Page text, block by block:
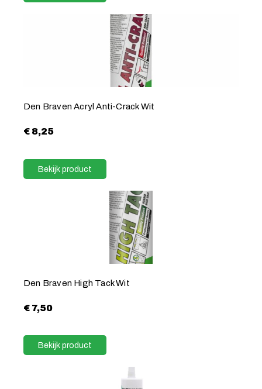
Den Braven Acryl Anti-Crack Wit
€8,25
Bekijk product
Den Braven High Tack Wit
€7,50
Bekijk product